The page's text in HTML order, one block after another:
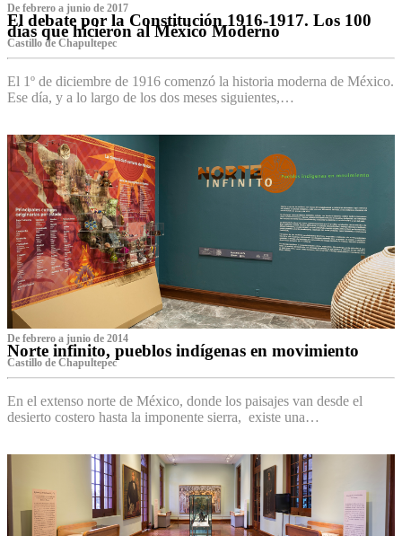
De febrero a junio de 2017
El debate por la Constitución 1916-1917. Los 100
días que hicieron al México Moderno
Castillo de Chapultepec
El 1º de diciembre de 1916 comenzó la historia moderna de México.
Ese día, y a lo largo de los dos meses siguientes,…
De febrero a junio de 2014
Norte infinito, pueblos indígenas en movimiento
Castillo de Chapultepec
En el extenso norte de México, donde los paisajes van desde el
desierto costero hasta la imponente sierra, existe una…